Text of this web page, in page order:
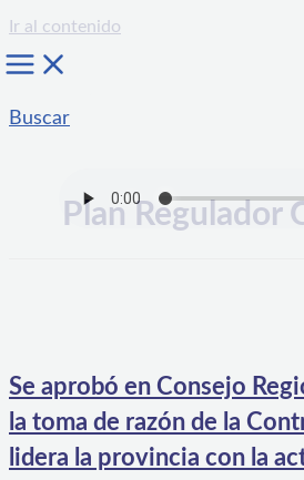
Ir al contenido
Buscar
Plan Regulador
Se aprobó en Consejo
la toma de razón de la
lidera la provincia con la